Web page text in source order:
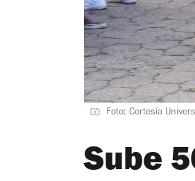
Foto: Cortesía
Sube